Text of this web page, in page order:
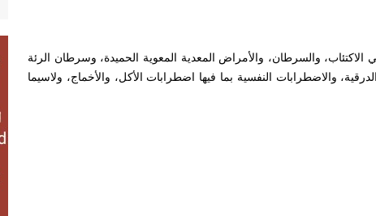
أكثر أسباب نقص الوزن هي الاكتئاب، والسرطان، والأمراض المعدية المعوية الحميدة، وسرطان الرئة
والاضطرابات النفسية بما فيها اضطرابات الأكل، والأخماج، ولاسيما